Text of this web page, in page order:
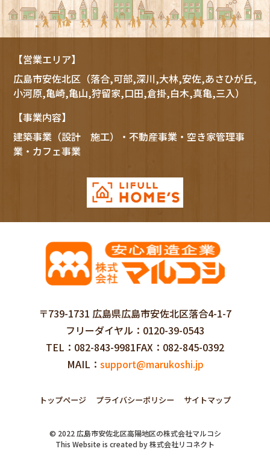
【営業エリア】
広島市安佐北区（落合,可部,深川,大林,安佐,あさひが丘,
小河原,亀崎,亀山,狩留家,口田,倉掛,白木,真亀,三入）
【事業内容】
建築事業（設計 施工）・不動産事業・空き家管理事
業・カフェ事業
〒739-1731 広島県広島市安佐北区落合4-1-7
フリーダイヤル
0120-39-0543
TEL
082-843-9981FAX
082-845-0392
MAIL
support@marukoshi.jp
トップページ プライバシーポリシー サイトマップ
© 2022 広島市安佐北区高陽地区の株式会社マルコシ
This Website is created by株式会社リコネクト